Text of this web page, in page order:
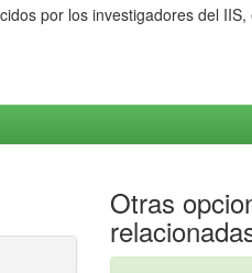
por los investigadores del
Otras